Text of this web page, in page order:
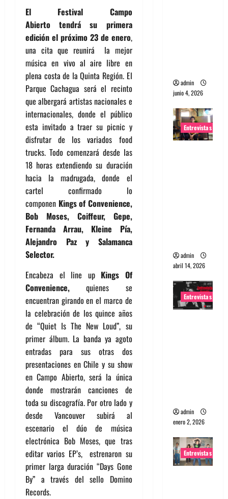
El Festival Campo
Abierto
tendrá su primera
edición el próximo 23 de enero,
una cita que reunirá la mejor
música en vivo al aire libre en
plena costa de la Quinta Región. El
Parque Cachagua será el recinto
que albergará artistas nacionales e
internacionales, donde el público
esta invitado a traer su picnic y
disfrutar de los variados food
trucks. Todo comenzará desde las
18 horas extendiendo su duración
hacia la madrugada, donde el
cartel confirmado lo
componen Kings of Convenience,
Bob Moses, Coiffeur, Gepe,
Fernanda Arrau, Kleine Pía,
Alejandro Paz y Salamanca
Selector.
Encabeza el line up Kings Of
Convenience, quienes se
encuentran girando en el marco de
la celebración de los quince años
de “Quiet Is The New Loud”, su
primer álbum. La banda ya agoto
entradas para sus otras dos
presentaciones en Chile y su show
en Campo Abierto, será la única
donde mostrarán canciones de
toda su discografía. Por otro lado y
desde Vancouver subirá al
escenario el dúo de música
electrónica Bob Moses, que tras
editar varios EP’s, estrenaron su
primer larga duración “Days Gone
By” a través del sello Domino
Records.
admin
junio 4, 2026
Entrevistas
admin
abril 14, 2026
Entrevistas
admin
enero 2, 2026
Entrevistas